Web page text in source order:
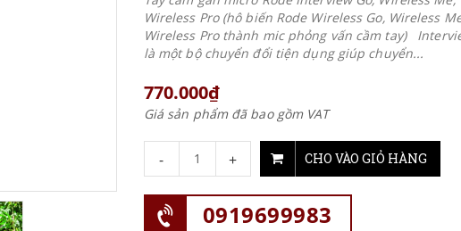
Wireless Pro (hô biến Rode Wireless Go, Wireless
Wireless Pro thành mic phỏng vấn cầm tay)
là một bộ chuyển đổi tiện dụng giúp chuyển...
770.000₫
Giá sản phẩm đã bao gồm VAT
- + CHO VÀO GIỎ HÀNG
0919699983